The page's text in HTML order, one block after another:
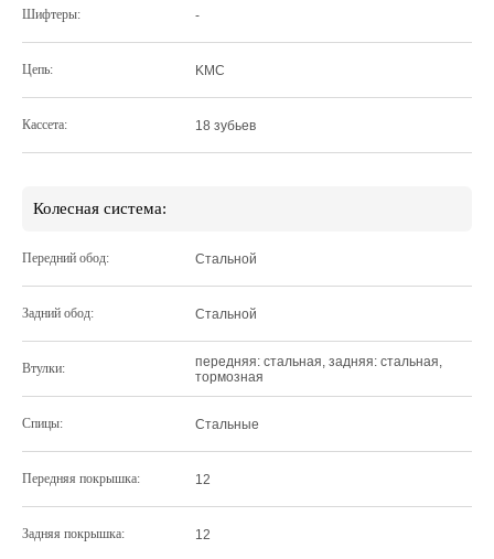
Шифтеры: -
Цепь: KMC
Кассета: 18 зубьев
Колесная система:
Передний обод: Стальной
Задний обод: Стальной
Втулки:
передняя: стальная, задняя: стальная,
тормозная
Спицы: Стальные
Передняя покрышка: 12
Задняя покрышка: 12